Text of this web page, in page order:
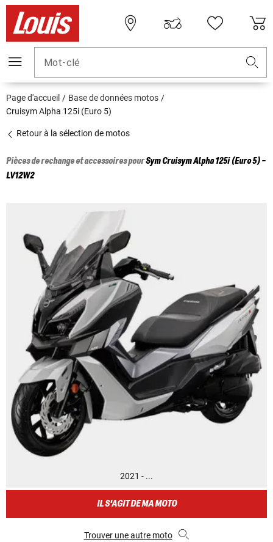
Mot-clé
Page d'accueil
Base de données motos
Cruisym Alpha 125i (Euro 5)
Retour à la sélection de motos
Pièces de rechange et accessoires pourSymCruisym Alpha 125i (Euro 5) -
LV12W2
2021 - ...
IL S'AGIT DE MA MOTO
Trouver une autre moto